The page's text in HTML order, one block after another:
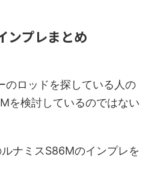
ンプレまとめ
のロッドを探している人の
を検討しているのではない
ナミスS86Mのインプレを